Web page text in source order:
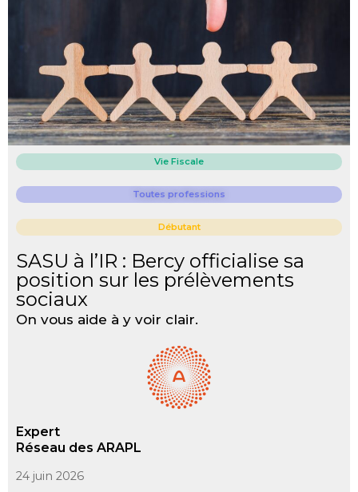
Vie Fiscale
Toutes professions
Débutant
SASU à l’IR : Bercy officialise sa
position sur les prélèvements
sociaux
On vous aide à y voir clair.
Expert
Réseau des ARAPL
24 juin 2026